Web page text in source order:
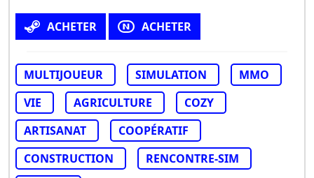
ACHETER ACHETER
MULTIJOUEUR SIMULATION
MMO
VIE
AGRICULTURE
COZY
ARTISANAT
COOPÉRATIF
CONSTRUCTION
RENCONTRE-SIM